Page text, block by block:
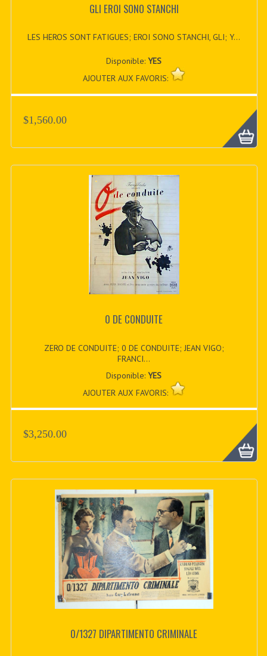
GLI EROI SONO STANCHI
LES HEROS SONT FATIGUES; EROI SONO STANCHI, GLI; Y...
Disponible:YES
AJOUTER AUX FAVORIS:
$1,560.00
0 DE CONDUITE
ZERO DE CONDUITE; 0 DE CONDUITE; JEAN VIGO;
FRANCI...
Disponible:YES
AJOUTER AUX FAVORIS:
$3,250.00
0/1327 DIPARTIMENTO CRIMINALE